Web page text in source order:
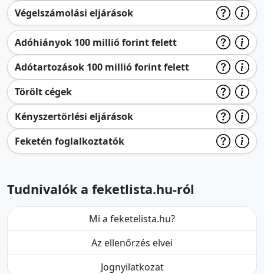
Végelszámolási eljárások
Adóhiányok 100 millió forint felett
Adótartozások 100 millió forint felett
Törölt cégek
Kényszertörlési eljárások
Feketén foglalkoztatók
Tudnivalók a feketlista.hu-ról
Mi a feketelista.hu?
Az ellenőrzés elvei
Jognyilatkozat